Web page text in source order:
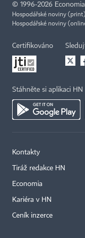
© 1996-2026
Hospodářské noviny
Hospodářské noviny
Certifikováno
Stáhněte si aplikaci HN
Kontakty
Tiráž redakce HN
Economia
Kariéra v HN
Ceník inzerce